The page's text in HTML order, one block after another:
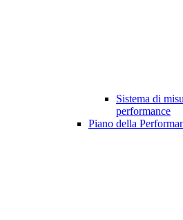
Sistema di
performance
Piano della